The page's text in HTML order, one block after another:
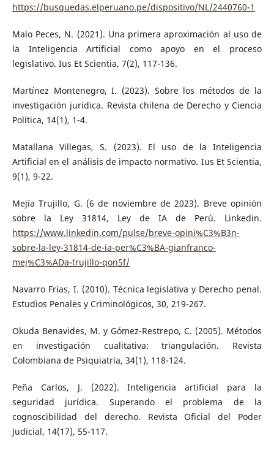
https://busquedas.elperuano.pe/dispositivo/NL/2440760-1
Malo Peces, N. (2021). Una primera aproximación al uso de
la Inteligencia Artificial como apoyo en el proceso
legislativo. Ius Et Scientia, 7(2), 117-136.
Martínez Montenegro, I. (2023). Sobre los métodos de la
investigación jurídica. Revista chilena de Derecho y Ciencia
Política, 14(1), 1-4.
Matallana Villegas, S. (2023). El uso de la Inteligencia
Artificial en el análisis de impacto normativo. Ius Et Scientia,
9(1), 9-22.
Mejía Trujillo, G. (6 de noviembre de 2023). Breve opinión
sobre la Ley 31814, Ley de IA de Perú. Linkedin.
https://www.linkedin.com/pulse/breve-opini%C3%B3n-
sobre-la-ley-31814-de-ia-per%C3%BA-gianfranco-
mej%C3%ADa-trujillo-qon5f/
Navarro Frías, I. (2010). Técnica legislativa y Derecho penal.
Estudios Penales y Criminológicos, 30, 219-267.
Okuda Benavides, M. y Gómez-Restrepo, C. (2005). Métodos
en investigación cualitativa: triangulación. Revista
Colombiana de Psiquiatría, 34(1), 118-124.
Peña Carlos, J. (2022). Inteligencia artificial para la
seguridad jurídica. Superando el problema de la
cognoscibilidad del derecho. Revista Oficial del Poder
Judicial, 14(17), 55-117.